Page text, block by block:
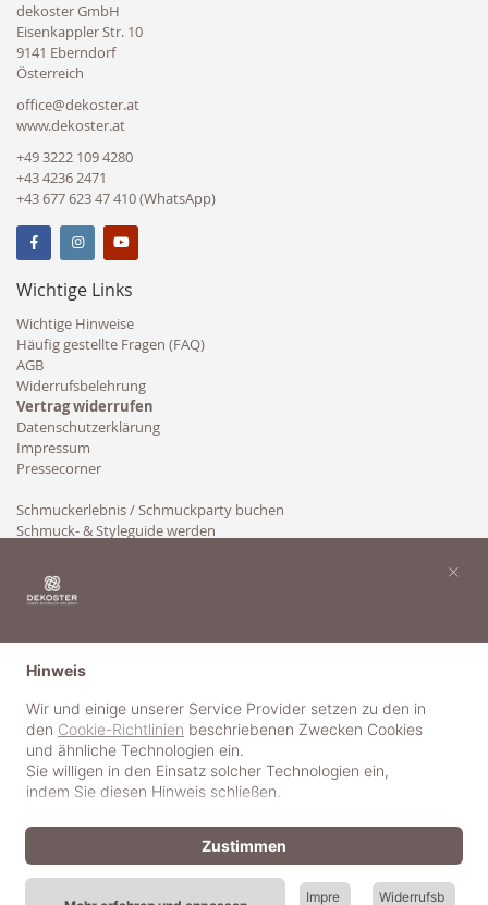
dekoster GmbH
Eisenkappler Str. 10
9141 Eberndorf
Österreich
office@dekoster.at
www.dekoster.at
+49 3222 109 4280
+43 4236 2471
+43 677 623 47 410 (WhatsApp)
Wichtige Links
Wichtige Hinweise
Häufig gestellte Fragen (FAQ)
AGB
Widerrufsbelehrung
Vertrag widerrufen
Datenschutzerklärung
Impressum
Pressecorner
Schmuckerlebnis / Schmuckparty buchen
Schmuck- & Styleguide werden
Hinweis
Wir und einige unserer Service Provider setzen zu den in
den Cookie-Richtlinien beschriebenen Zwecken Cookies
und ähnliche Technologien ein.
Sie willigen in den Einsatz solcher Technologien ein,
indem Sie diesen Hinweis schließen.
Impre Widerrufsb
Zustimmen
×